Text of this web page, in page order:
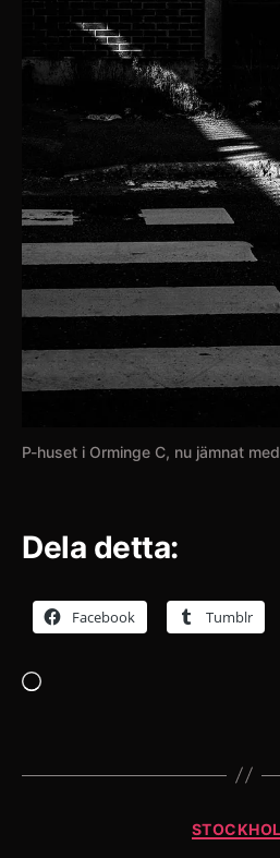
P-huset i Orminge C, nu jämnat
Dela detta:
Facebook Tumblr